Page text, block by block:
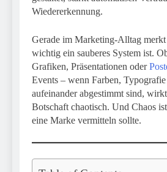
Wiedererkennung.
Gerade im Marketing-Alltag
wichtig ein sauberes System ist.
Grafiken, Präsentationen oder
Events – wenn Farben,
aufeinander abgestimmt sind,
Botschaft chaotisch. Und Chaos
eine Marke vermitteln sollte.